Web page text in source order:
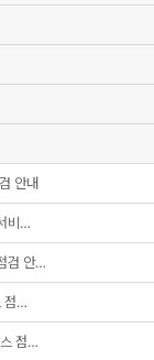
안내
비…
검 안…
점…
점…